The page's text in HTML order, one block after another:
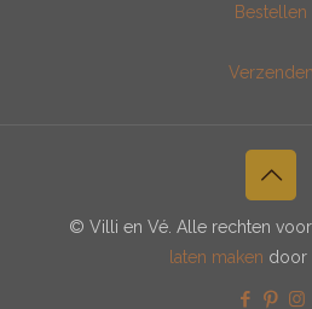
Bestellen
Verzenden
© Villi en Vé. Alle rechten
laten maken door